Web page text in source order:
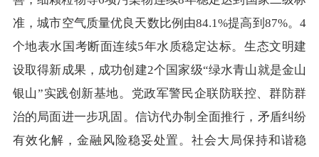
准，城市空气质量优良天数比例由84.1%提高到87%。4
个地表水国考断面连续5年水质稳定达标。生态文明建
设取得新成果，成功创建2个国家级“绿水青山就是金山
银山”实践创新基地。党政军警民企联防联控、群防群
治的局面进一步巩固。信访代办制全面推行，矛盾纠纷
有效化解，金融风险稳妥处置。社会大局保持和谐稳